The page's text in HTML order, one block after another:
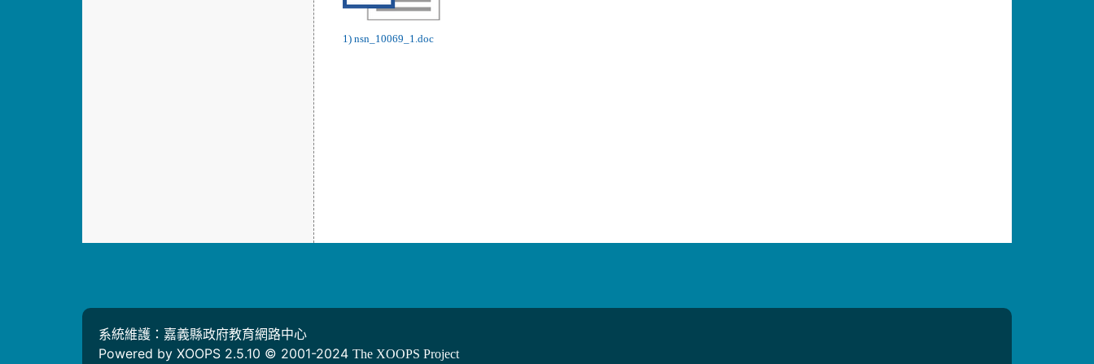
1) nsn_10069_1.doc
系統維護：嘉義縣政府教育網路中心
Powered by XOOPS 2.5.10 © 2001-2024 The XOOPS Project